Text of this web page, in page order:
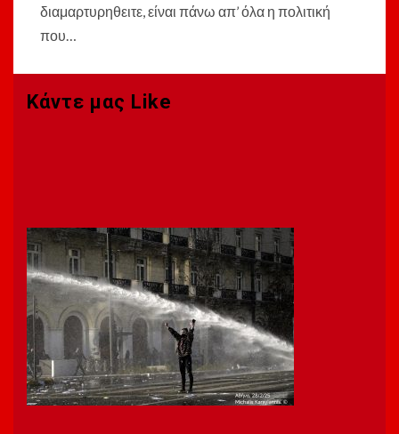
διαμαρτυρηθειτε, είναι πάνω απ’ όλα η πολιτική
που…
Κάντε μας Like